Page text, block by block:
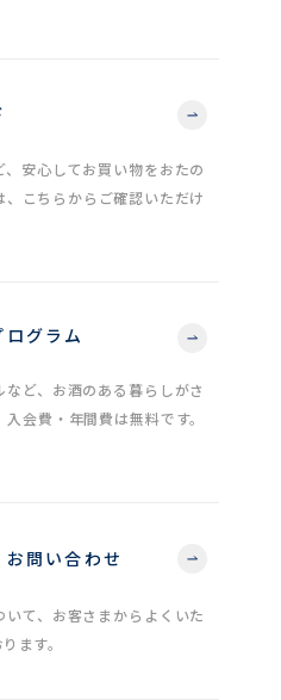
安心してお買い物をおたの
、こちらからご確認いただけ
グラム
ど、お酒のある暮らしがさ
会費・年間費は無料です。
問い合わせ
て、お客さまからよくいた
ます。